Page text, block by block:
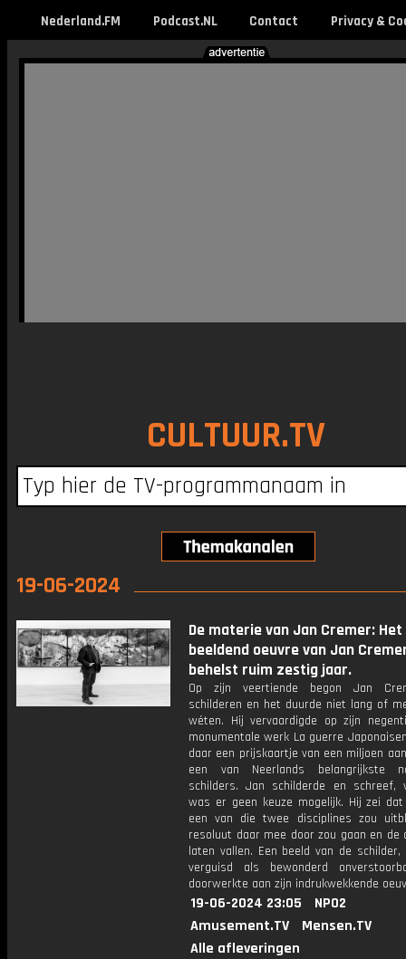
Nederland.FM Podcast.NL Contact Privacy &
CULTUUR.TV
19-06-2024
De materie van Jan Cremer: Het
beeldend oeuvre van Jan
behelst ruim zestig jaar.
Op zijn veertiende begon Jan
schilderen en het duurde niet lang of
wéten. Hij vervaardigde op zijn
monumentale werk La guerre
daar een prijskaartje van een miljoen
een van Neerlands belangrijkste
schilders. Jan schilderde en schreef,
was er geen keuze mogelijk. Hij zei
een van die twee disciplines zou
resoluut daar mee door zou gaan en de
laten vallen. Een beeld van de schilder,
verguisd als bewonderd
doorwerkte aan zijn indrukwekkende
19-06-2024 23:05
NPO2
Amusement.TV
Mensen.TV
Alle afleveringen